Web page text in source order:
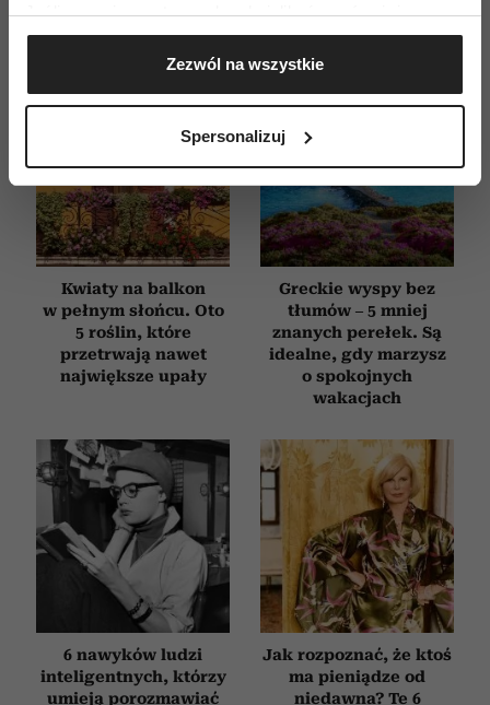
Jeśli wyrazisz na to zgodę, chcielibyśmy również:
Gromadzić dane dotyczące Twojej lokalizacji
geograficznej z dokładnością nawet do kilku metrów
Identyfikować Twoje urządzenie, aktywnie
(fingerprinting, czyli wirtualny odcisk palca)
dane są przetwarzane oraz ustaw własne preferencje w
sekcji szczegółów. W Deklaracji plików cookie możesz
zmienić lub wycofać swoją zgodę w dowolnej chwili.
Wykorzystujemy pliki cookie do spersonalizowania treści
i reklam, aby oferować funkcje społecznościowe i
analizować ruch w naszej witrynie. Informacje o tym, jak
korzystasz z naszej witryny, udostępniamy partnerom
społecznościowym, reklamowym i analitycznym.
Partnerzy mogą połączyć te informacje z innymi danymi
otrzymanymi od Ciebie lub uzyskanymi podczas
korzystania z ich usług.
Zezwól na wszystkie
Spersonalizuj
Kwiaty na balkon
w pełnym słońcu. Oto
5 roślin, które
przetrwają nawet
największe upały
Greckie wyspy bez
tłumów – 5 mniej
znanych perełek. Są
idealne, gdy marzysz
o spokojnych
wakacjach
6 nawyków ludzi
inteligentnych, którzy
umieją porozmawiać
Jak rozpoznać, że ktoś
ma pieniądze od
niedawna? Te 6